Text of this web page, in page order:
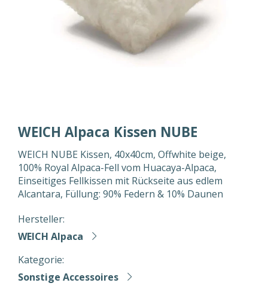
WEICH Alpaca Kissen NUBE
WEICH NUBE Kissen, 40x40cm, Offwhite beige,
100% Royal Alpaca-Fell vom Huacaya-Alpaca,
Einseitiges Fellkissen mit Rückseite aus edlem
Alcantara, Füllung: 90% Federn & 10% Daunen
Hersteller:
WEICH Alpaca
Kategorie:
Sonstige Accessoires